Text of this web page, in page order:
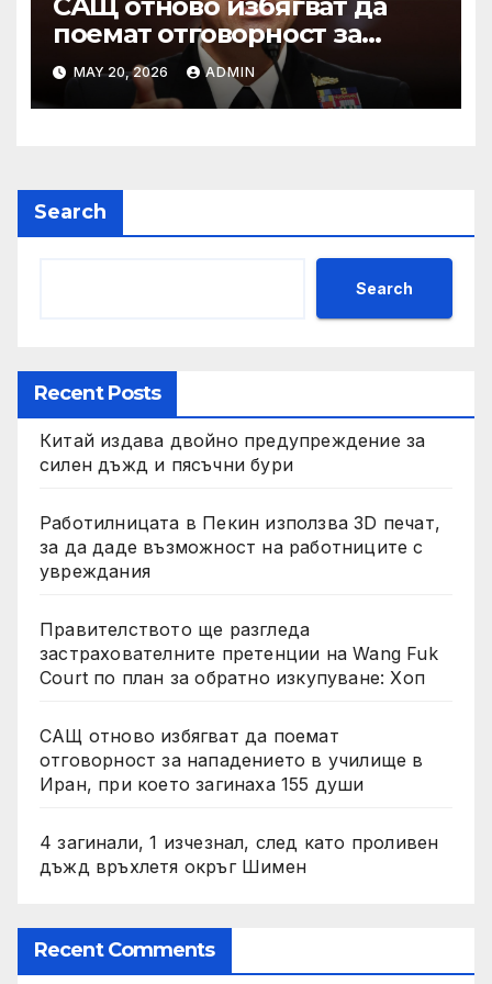
поемат отговорност за
нападението в училище в
Иран, при което загинаха
155 души
MAY 20, 2026 ADMIN
Search
Search
Recent Posts
Китай издава двойно предупреждение за
силен дъжд и пясъчни бури
Работилницата в Пекин използва 3D печат,
за да даде възможност на работниците с
увреждания
Правителството ще разгледа
застрахователните претенции на Wang Fuk
Court по план за обратно изкупуване: Хоп
САЩ отново избягват да поемат
отговорност за нападението в училище в
Иран, при което загинаха 155 души
4 загинали, 1 изчезнал, след като проливен
дъжд връхлетя окръг Шимен
Recent Comments